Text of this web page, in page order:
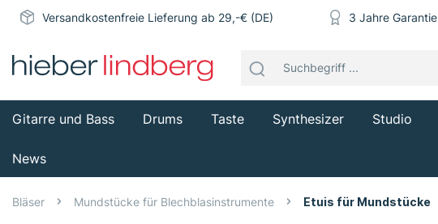
Versandkostenfreie Lieferung ab 29,-€ (DE) 3 Jahre Garantie
Gitarre und Bass Drums Taste Synthesizer Studio
News
Bläser Mundstücke für Blechblasinstrumente Etuis für Mundstücke